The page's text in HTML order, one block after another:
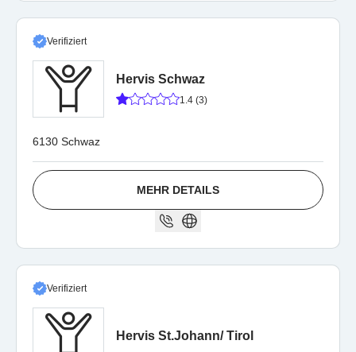
Verifiziert
Hervis Schwaz
1.4 (3)
6130 Schwaz
MEHR DETAILS
Verifiziert
Hervis St.Johann/ Tirol